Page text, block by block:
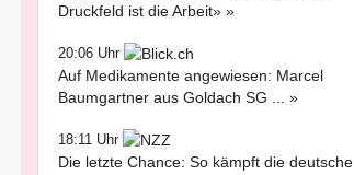
Druckfeld ist die Arbeit» »
20:06 Uhr
Auf Medikamente angewiesen: Marcel
Baumgartner aus Goldach SG ... »
18:11 Uhr
Die letzte Chance: So kämpft die deutsche